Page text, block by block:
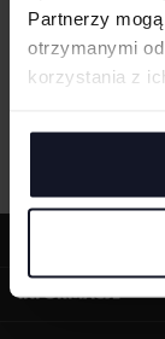
Partnerzy
otrzymanymi
korzystania z
INFORMACJE